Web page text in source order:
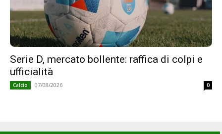
Serie D, mercato bollente: raffica di colpi e
ufficialità
Calcio 07/08/2026 0